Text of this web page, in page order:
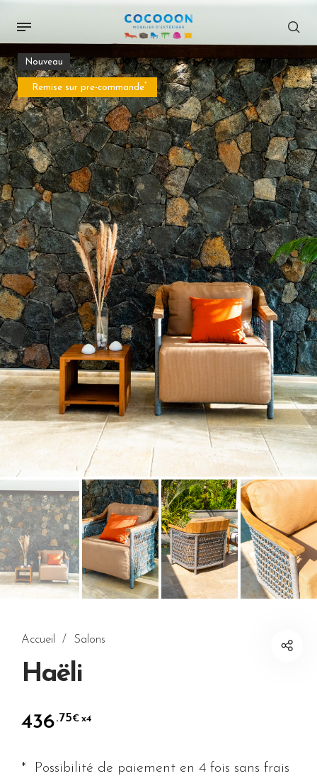
Nouveau
Remise sur pre-commande*
Accueil / Salons
Haëli
436.75€ x4
* Possibilité de paiement en 4 fois sans frais